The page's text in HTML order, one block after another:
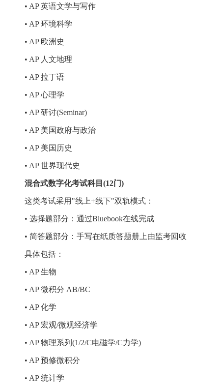
• AP 英语文学与写作
• AP 环境科学
• AP 欧洲史
• AP 人文地理
• AP 拉丁语
• AP 心理学
• AP 研讨(Seminar)
• AP 美国政府与政治
• AP 美国历史
• AP 世界现代史
混合式数字化考试科目(12门)
这类考试采用"线上+线下"双轨模式：
• 选择题部分：通过Bluebook在线完成
• 简答题部分：手写在纸质答题册上由监考回收
具体包括：
• AP 生物
• AP 微积分 AB/BC
• AP 化学
• AP 宏观/微观经济学
• AP 物理系列(1/2/C电磁学/C力学)
• AP 预修微积分
• AP 统计学